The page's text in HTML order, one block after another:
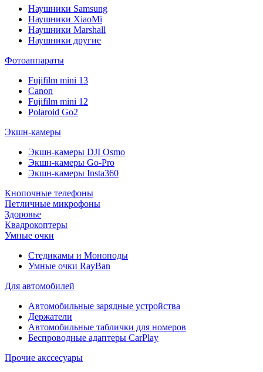
Наушники Samsung
Наушники XiaoMi
Наушники Marshall
Наушники другие
Фотоаппараты
Fujifilm mini 13
Canon
Fujifilm mini 12
Polaroid Go2
Экшн-камеры
Экшн-камеры DJI Osmo
Экшн-камеры Go-Pro
Экшн-камеры Insta360
Кнопочные телефоны
Петличные микрофоны
Здоровье
Квадрокоптеры
Умные очки
Стедикамы и Моноподы
Умные очки RayBan
Для автомобилей
Автомобильные зарядные устройства
Держатели
Автомобильные таблички для номеров
Беспроводные адаптеры CarPlay
Прочие акссесуары